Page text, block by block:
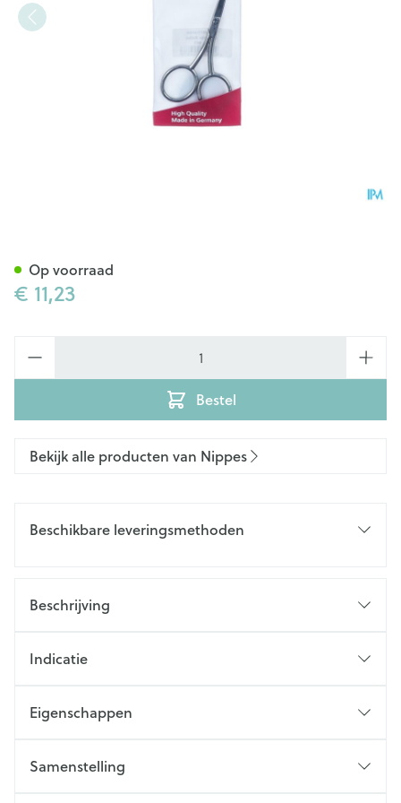
€ 11,23
Bestel
Op voorraad
Bekijk alle producten van Nippes
Beschikbare leveringsmethoden
Beschrijving
Indicatie
Eigenschappen
Samenstelling